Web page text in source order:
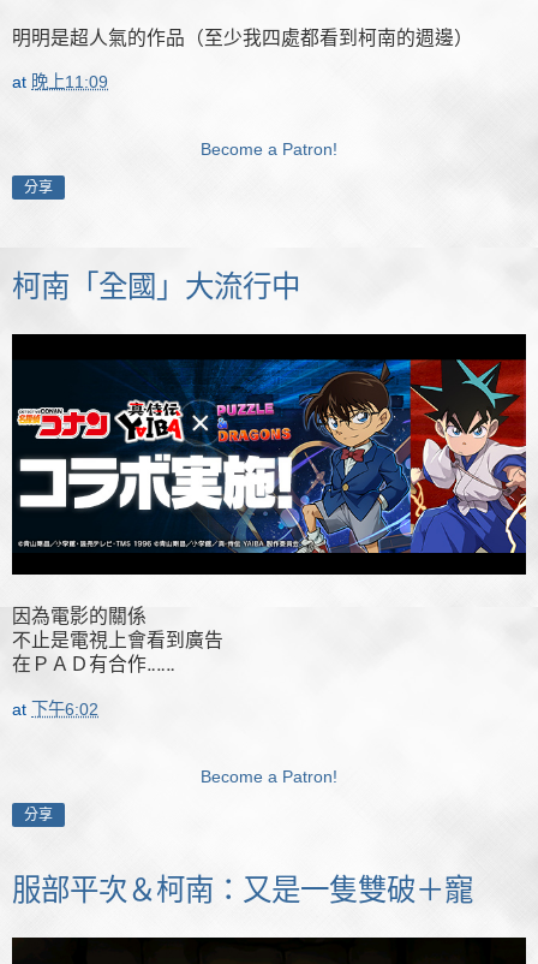
明明是超人氣的作品（至少我四處都看到柯南的週邊）
at 晚上11:09
Become a Patron!
分享
柯南「全國」大流行中
因為電影的關係
不止是電視上會看到廣告
在ＰＡＤ有合作‥‥‥
at 下午6:02
Become a Patron!
分享
服部平次＆柯南：又是一隻雙破＋寵